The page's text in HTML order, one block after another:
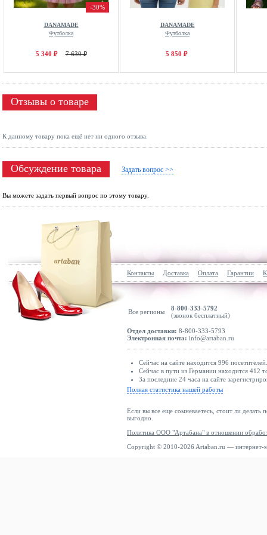
-30%
DANAMADE
Футболка
5 340 ₽ 7 630 ₽
DANAMADE
Футболка
5 850 ₽
Отзывы о товаре
К данному товару пока ещё нет ни одного отзыва.
Обсуждение товара Задать вопрос >>
Вы можете задать первый вопрос по этому товару.
Контакты Доставка Оплата Гарантии
Все регионы
8-800-333-5792
(звонок бесплатный)
Отдел доставки: 8-800-333-5793
Электронная почта: info@artaban.ru
Сейчас на сайте находится 996 посетителей.
Сейчас в пути из Германии находится 412
За последние 24 часа на сайте
Полная статистика нашей работы
Если вы все еще сомневаетесь, стоит ли делать
выгодно.
Политика ООО "Артабана" в отношении
Copyright © 2010-2026 Artaban.ru — интернет-